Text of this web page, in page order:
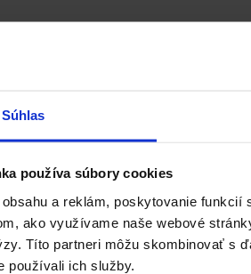
Súhlas
používa súbory cookies
obsahu a reklám, poskytovanie
ako využívame naše webové
Títo partneri môžu skombinovať s
používali ich služby.
Ťažko by im človek odolal. :) My